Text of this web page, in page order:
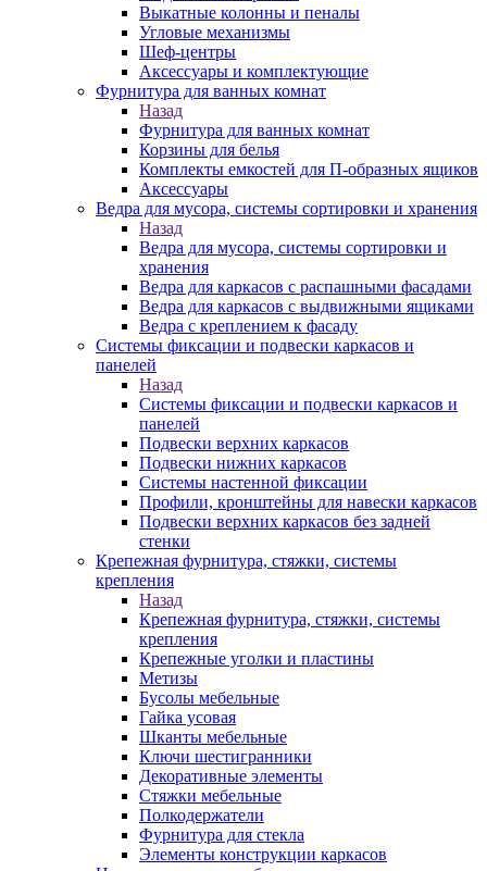
Выкатные колонны и пеналы
Угловые механизмы
Шеф-центры
Аксессуары и комплектующие
Фурнитура для ванных комнат
Назад
Фурнитура для ванных комнат
Корзины для белья
Комплекты емкостей для П-образных ящиков
Аксессуары
Ведра для мусора, системы сортировки и хранения
Назад
Ведра для мусора, системы сортировки и
хранения
Ведра для каркасов с распашными фасадами
Ведра для каркасов с выдвижными ящиками
Ведра с креплением к фасаду
Системы фиксации и подвески каркасов и
панелей
Назад
Системы фиксации и подвески каркасов и
панелей
Подвески верхних каркасов
Подвески нижних каркасов
Системы настенной фиксации
Профили, кронштейны для навески каркасов
Подвески верхних каркасов без задней
стенки
Крепежная фурнитура, стяжки, системы
крепления
Назад
Крепежная фурнитура, стяжки, системы
крепления
Крепежные уголки и пластины
Метизы
Бусолы мебельные
Гайка усовая
Шканты мебельные
Ключи шестигранники
Декоративные элементы
Стяжки мебельные
Полкодержатели
Фурнитура для стекла
Элементы конструкции каркасов